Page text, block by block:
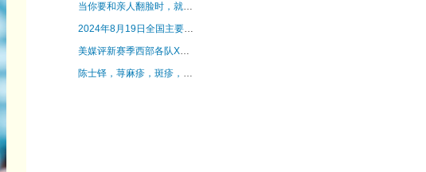
当你要和亲人翻脸时，就读一读白居易的三篇诗文
2024年8月19日全国主要批发市场活鸡价格行情
美媒评新赛季西部各队X因素: 文森特成湖人关键, 独行侠是克莱!
陈士铎，荨麻疹，斑疹，身痒，消斑神教汤